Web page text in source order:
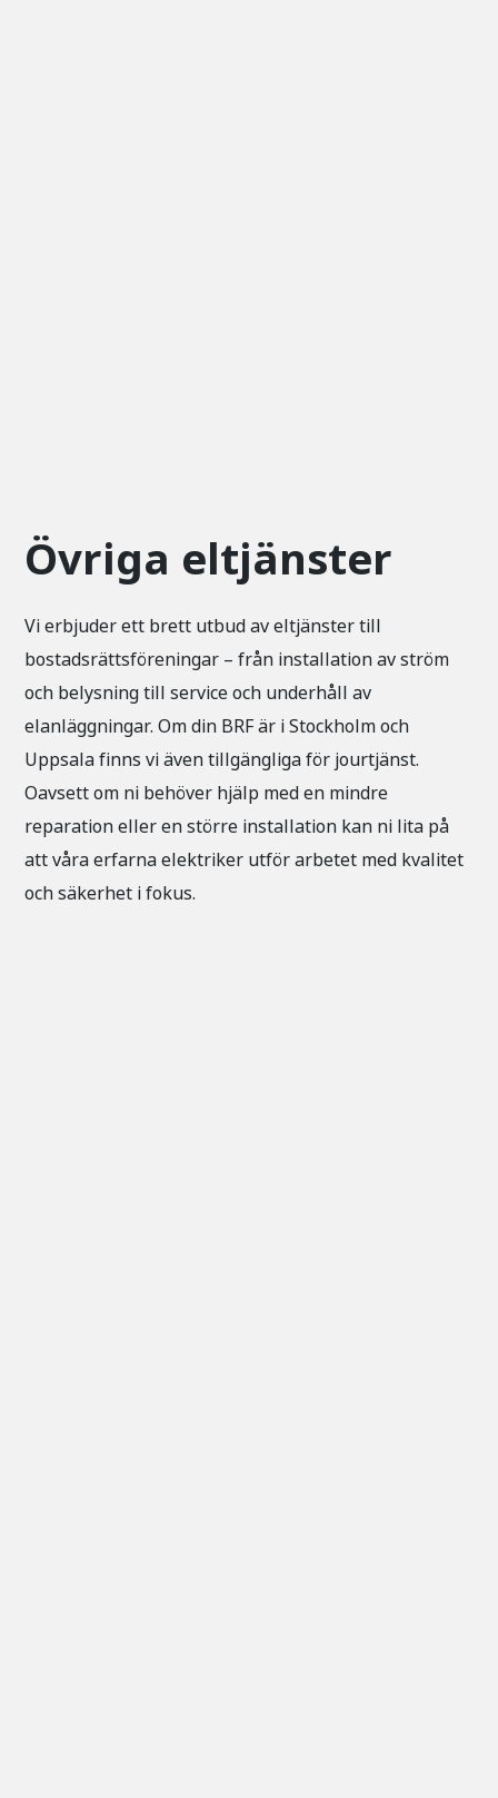
Övriga eltjänster
Vi erbjuder ett brett utbud av eltjänster till
bostadsrättsföreningar – från installation av ström
och belysning till service och underhåll av
elanläggningar. Om din BRF är i Stockholm och
Uppsala finns vi även tillgängliga för jourtjänst.
Oavsett om ni behöver hjälp med en mindre
reparation eller en större installation kan ni lita på
att våra erfarna elektriker utför arbetet med kvalitet
och säkerhet i fokus.